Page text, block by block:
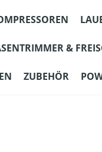
&
ZUBEHÖR